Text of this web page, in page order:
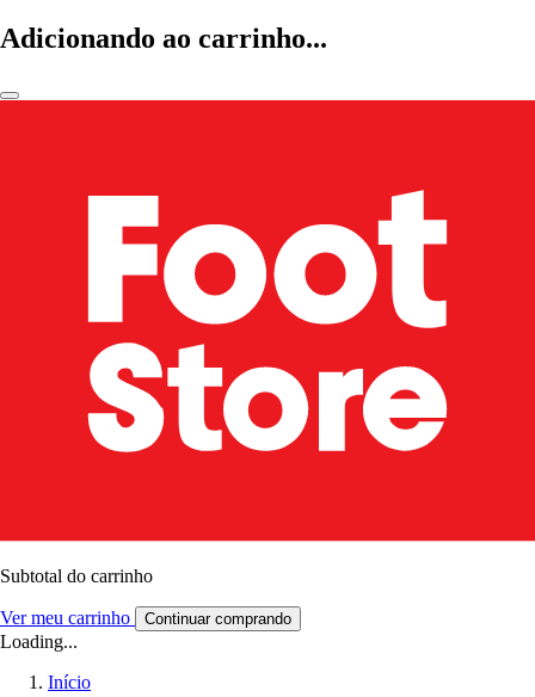
Adicionando ao carrinho...
Subtotal do carrinho
Ver meu carrinho Continuar comprando
Loading...
Início